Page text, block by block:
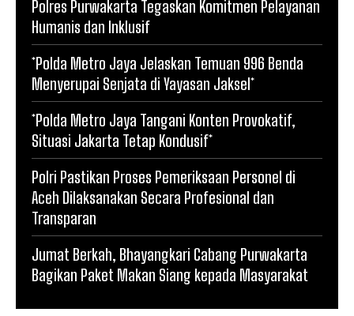
Polres Purwakarta Tegaskan Komitmen Pelayanan
Humanis dan Inklusif
*Polda Metro Jaya Jelaskan Temuan 996 Benda
Menyerupai Senjata di Yayasan Jaksel*
*Polda Metro Jaya Tangani Konten Provokatif,
Situasi Jakarta Tetap Kondusif*
Polri Pastikan Proses Pemeriksaan Personel di
Aceh Dilaksanakan Secara Profesional dan
Transparan
Jumat Berkah, Bhayangkari Cabang Purwakarta
Bagikan Paket Makan Siang kepada Masyarakat